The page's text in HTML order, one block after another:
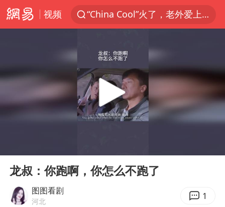
视频
香港宏福苑火灾或由烟头引起
多所高校取消艺考
店主称换“青海拉面”招牌后生意更好
22岁女生独闯南太行失联12天
今年第二强台风将带来多大影响
Play
龙叔：你跑啊，你怎么不跑了
图图看剧
河北 1